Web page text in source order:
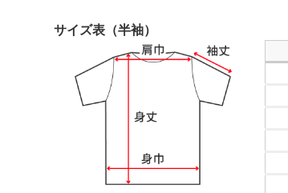
サイズ表（半袖）